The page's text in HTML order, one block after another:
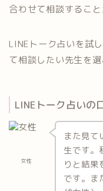
合わせて相談すること
LINEトーク占いを試
て相談したい先生を選
LINEトーク占いの
女性
また見て
生です。
りと結果
です。ま